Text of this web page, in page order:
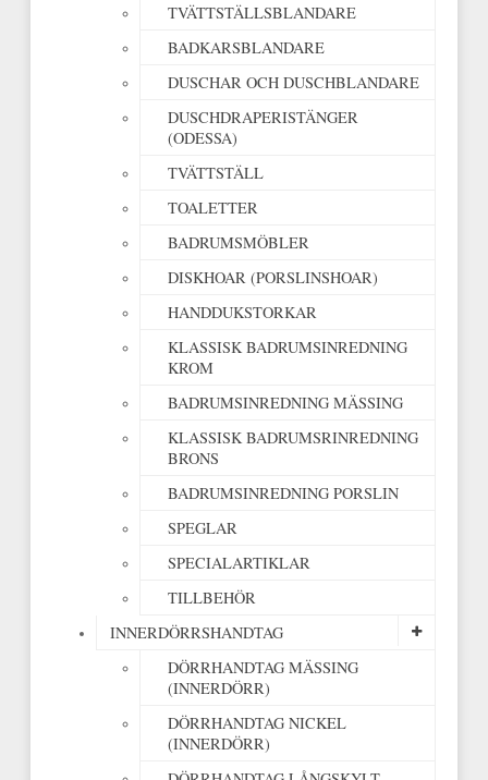
TVÄTTSTÄLLSBLANDARE
BADKARSBLANDARE
DUSCHAR OCH DUSCHBLANDARE
DUSCHDRAPERISTÄNGER
(ODESSA)
TVÄTTSTÄLL
TOALETTER
BADRUMSMÖBLER
DISKHOAR (PORSLINSHOAR)
HANDDUKSTORKAR
KLASSISK BADRUMSINREDNING
KROM
BADRUMSINREDNING MÄSSING
KLASSISK BADRUMSRINREDNING
BRONS
BADRUMSINREDNING PORSLIN
SPEGLAR
SPECIALARTIKLAR
TILLBEHÖR
INNERDÖRRSHANDTAG
DÖRRHANDTAG MÄSSING
(INNERDÖRR)
DÖRRHANDTAG NICKEL
(INNERDÖRR)